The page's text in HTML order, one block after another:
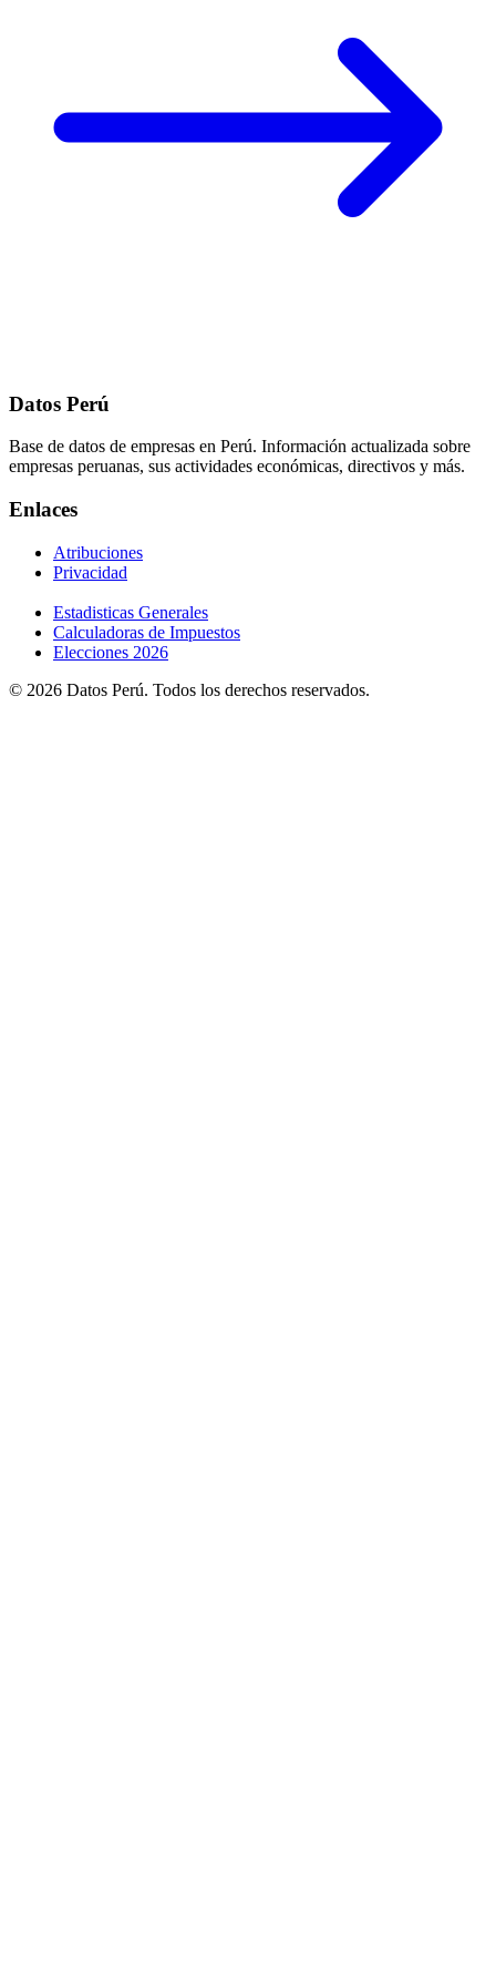
Datos Perú
Base de datos de empresas en Perú. Información actualizada sobre
empresas peruanas, sus actividades económicas, directivos y más.
Enlaces
Atribuciones
Privacidad
Estadisticas Generales
Calculadoras de Impuestos
Elecciones 2026
© 2026 Datos Perú. Todos los derechos reservados.